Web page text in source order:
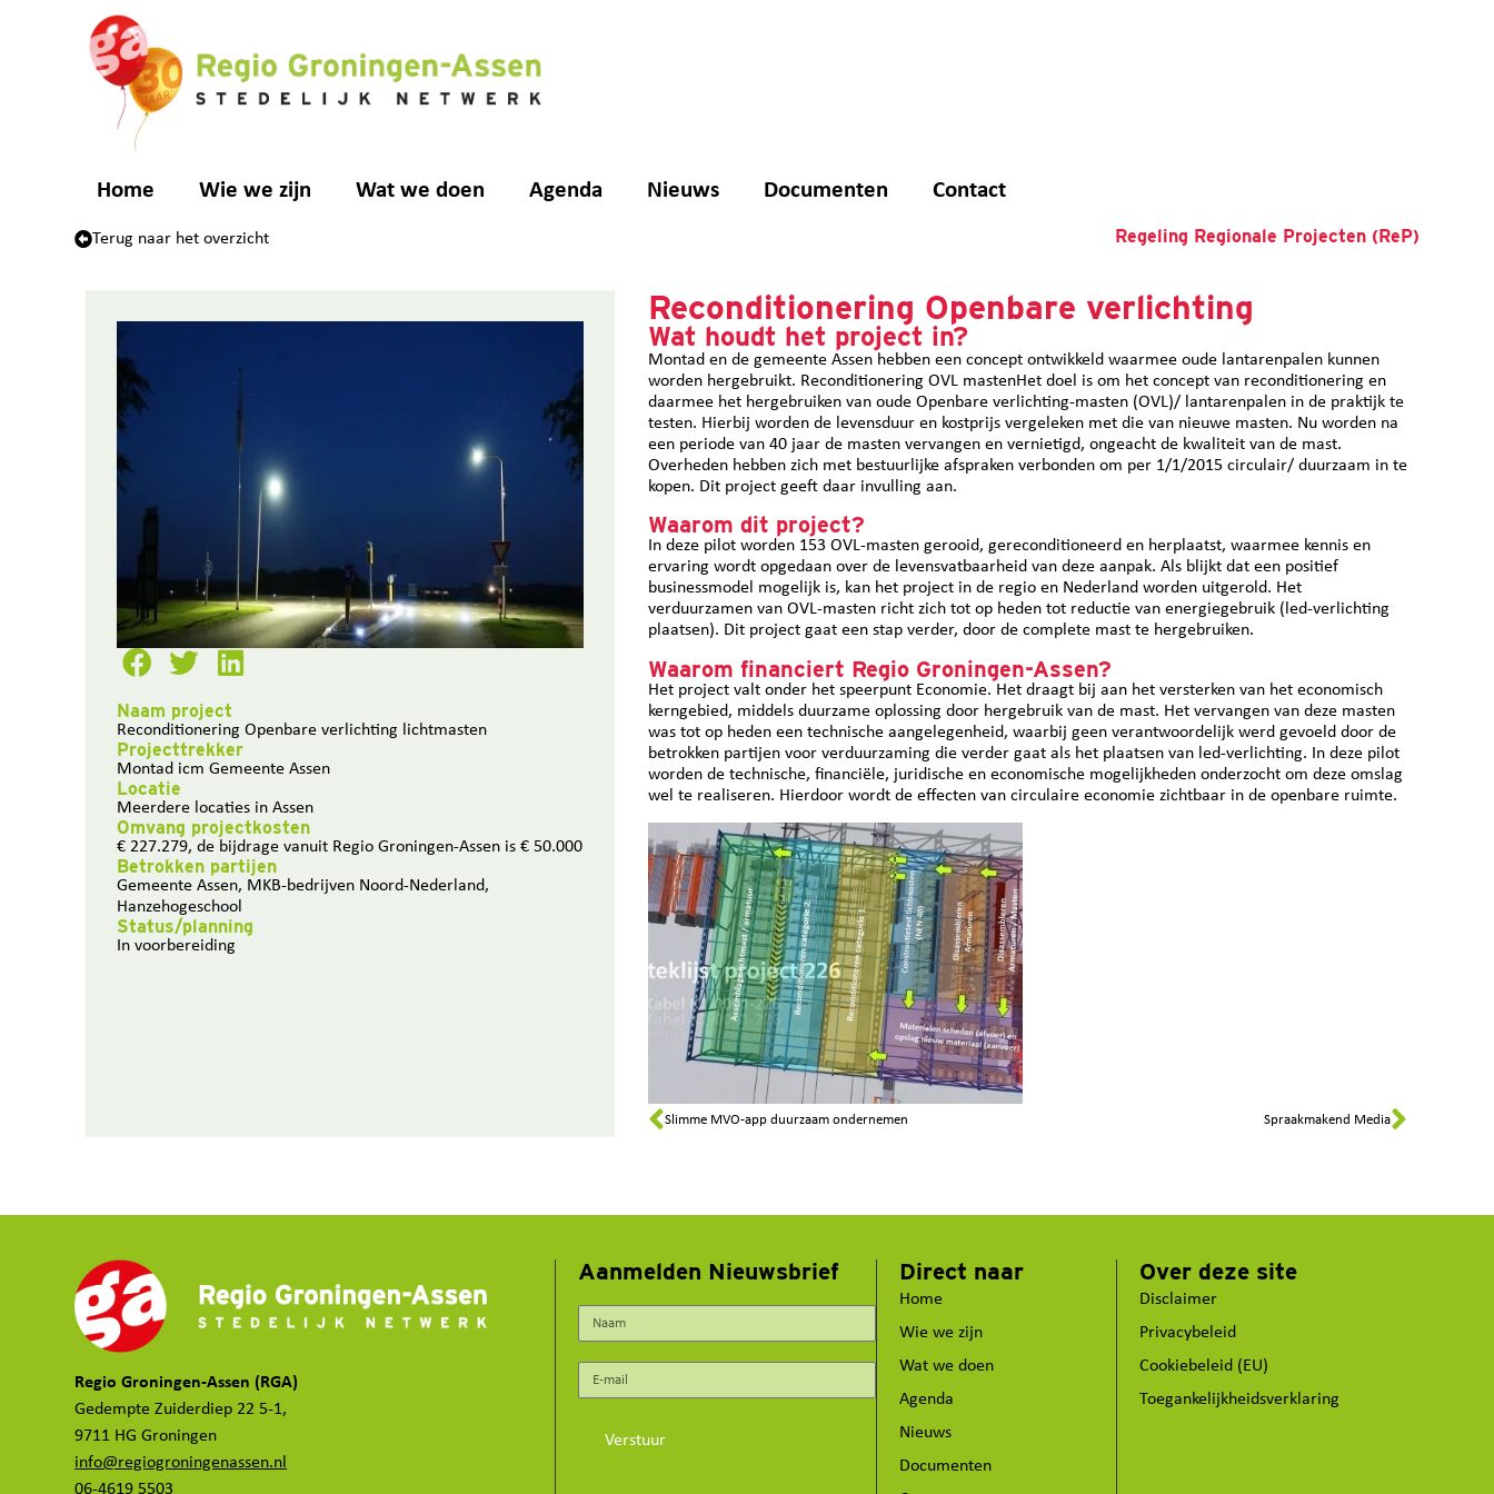
Home Wie we zijn Wat we doen Agenda Nieuws Documenten Contact
Terug naar het overzicht Regeling Regionale Projecten (ReP)
Naam project
Reconditionering Openbare verlichting lichtmasten
Projecttrekker
Montad icm Gemeente Assen
Locatie
Meerdere locaties in Assen
Omvang projectkosten
€ 227.279, de bijdrage vanuit Regio Groningen-Assen is € 50.000
Betrokken partijen
Gemeente Assen, MKB-bedrijven Noord-Nederland,
Hanzehogeschool
Status/planning
In voorbereiding
Reconditionering Openbare verlichting
Wat houdt het project in?
Montad en de gemeente Assen hebben een concept ontwikkeld waarmee oude lantarenpalen kunnen
worden hergebruikt. Reconditionering OVL mastenHet doel is om het concept van reconditionering en
daarmee het hergebruiken van oude Openbare verlichting-masten (OVL)/ lantarenpalen in de praktijk te
testen. Hierbij worden de levensduur en kostprijs vergeleken met die van nieuwe masten. Nu worden na
een periode van 40 jaar de masten vervangen en vernietigd, ongeacht de kwaliteit van de mast.
Overheden hebben zich met bestuurlijke afspraken verbonden om per 1/1/2015 circulair/ duurzaam in te
kopen. Dit project geeft daar invulling aan.
Waarom dit project?
In deze pilot worden 153 OVL-masten gerooid, gereconditioneerd en herplaatst, waarmee kennis en
ervaring wordt opgedaan over de levensvatbaarheid van deze aanpak. Als blijkt dat een positief
businessmodel mogelijk is, kan het project in de regio en Nederland worden uitgerold. Het
verduurzamen van OVL-masten richt zich tot op heden tot reductie van energiegebruik (led-verlichting
plaatsen). Dit project gaat een stap verder, door de complete mast te hergebruiken.
Waarom financiert Regio Groningen-Assen?
Het project valt onder het speerpunt Economie. Het draagt bij aan het versterken van het economisch
kerngebied, middels duurzame oplossing door hergebruik van de mast. Het vervangen van deze masten
was tot op heden een technische aangelegenheid, waarbij geen verantwoordelijk werd gevoeld door de
betrokken partijen voor verduurzaming die verder gaat als het plaatsen van led-verlichting. In deze pilot
worden de technische, financiële, juridische en economische mogelijkheden onderzocht om deze omslag
wel te realiseren. Hierdoor wordt de effecten van circulaire economie zichtbaar in de openbare ruimte.
Slimme MVO-app duurzaam ondernemen Spraakmakend Media
Regio Groningen-Assen (RGA)
Gedempte Zuiderdiep 22 5-1,
9711 HG Groningen
info@regiogroningenassen.nl
06-4619 5503
Aanmelden Nieuwsbrief
Verstuur
Direct naar
Home
Wie we zijn
Wat we doen
Agenda
Nieuws
Documenten
Over deze site
Disclaimer
Privacybeleid
Cookiebeleid (EU)
Toegankelijkheidsverklaring